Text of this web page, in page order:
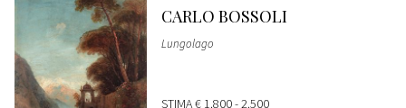
CARLO BOSSOLI
Lungolago
STIMA€ 1.800 - 2.500